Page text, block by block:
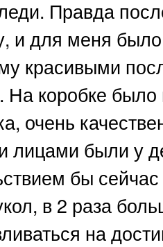
Правда
и для меня
красивыми
На коробке
очень
лицами были у
бы
в 2 раза
на